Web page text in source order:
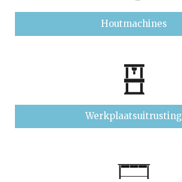
Houtmachines
Werkplaatsuitrusting